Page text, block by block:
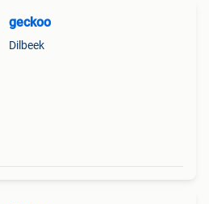
geckoo
Dilbeek